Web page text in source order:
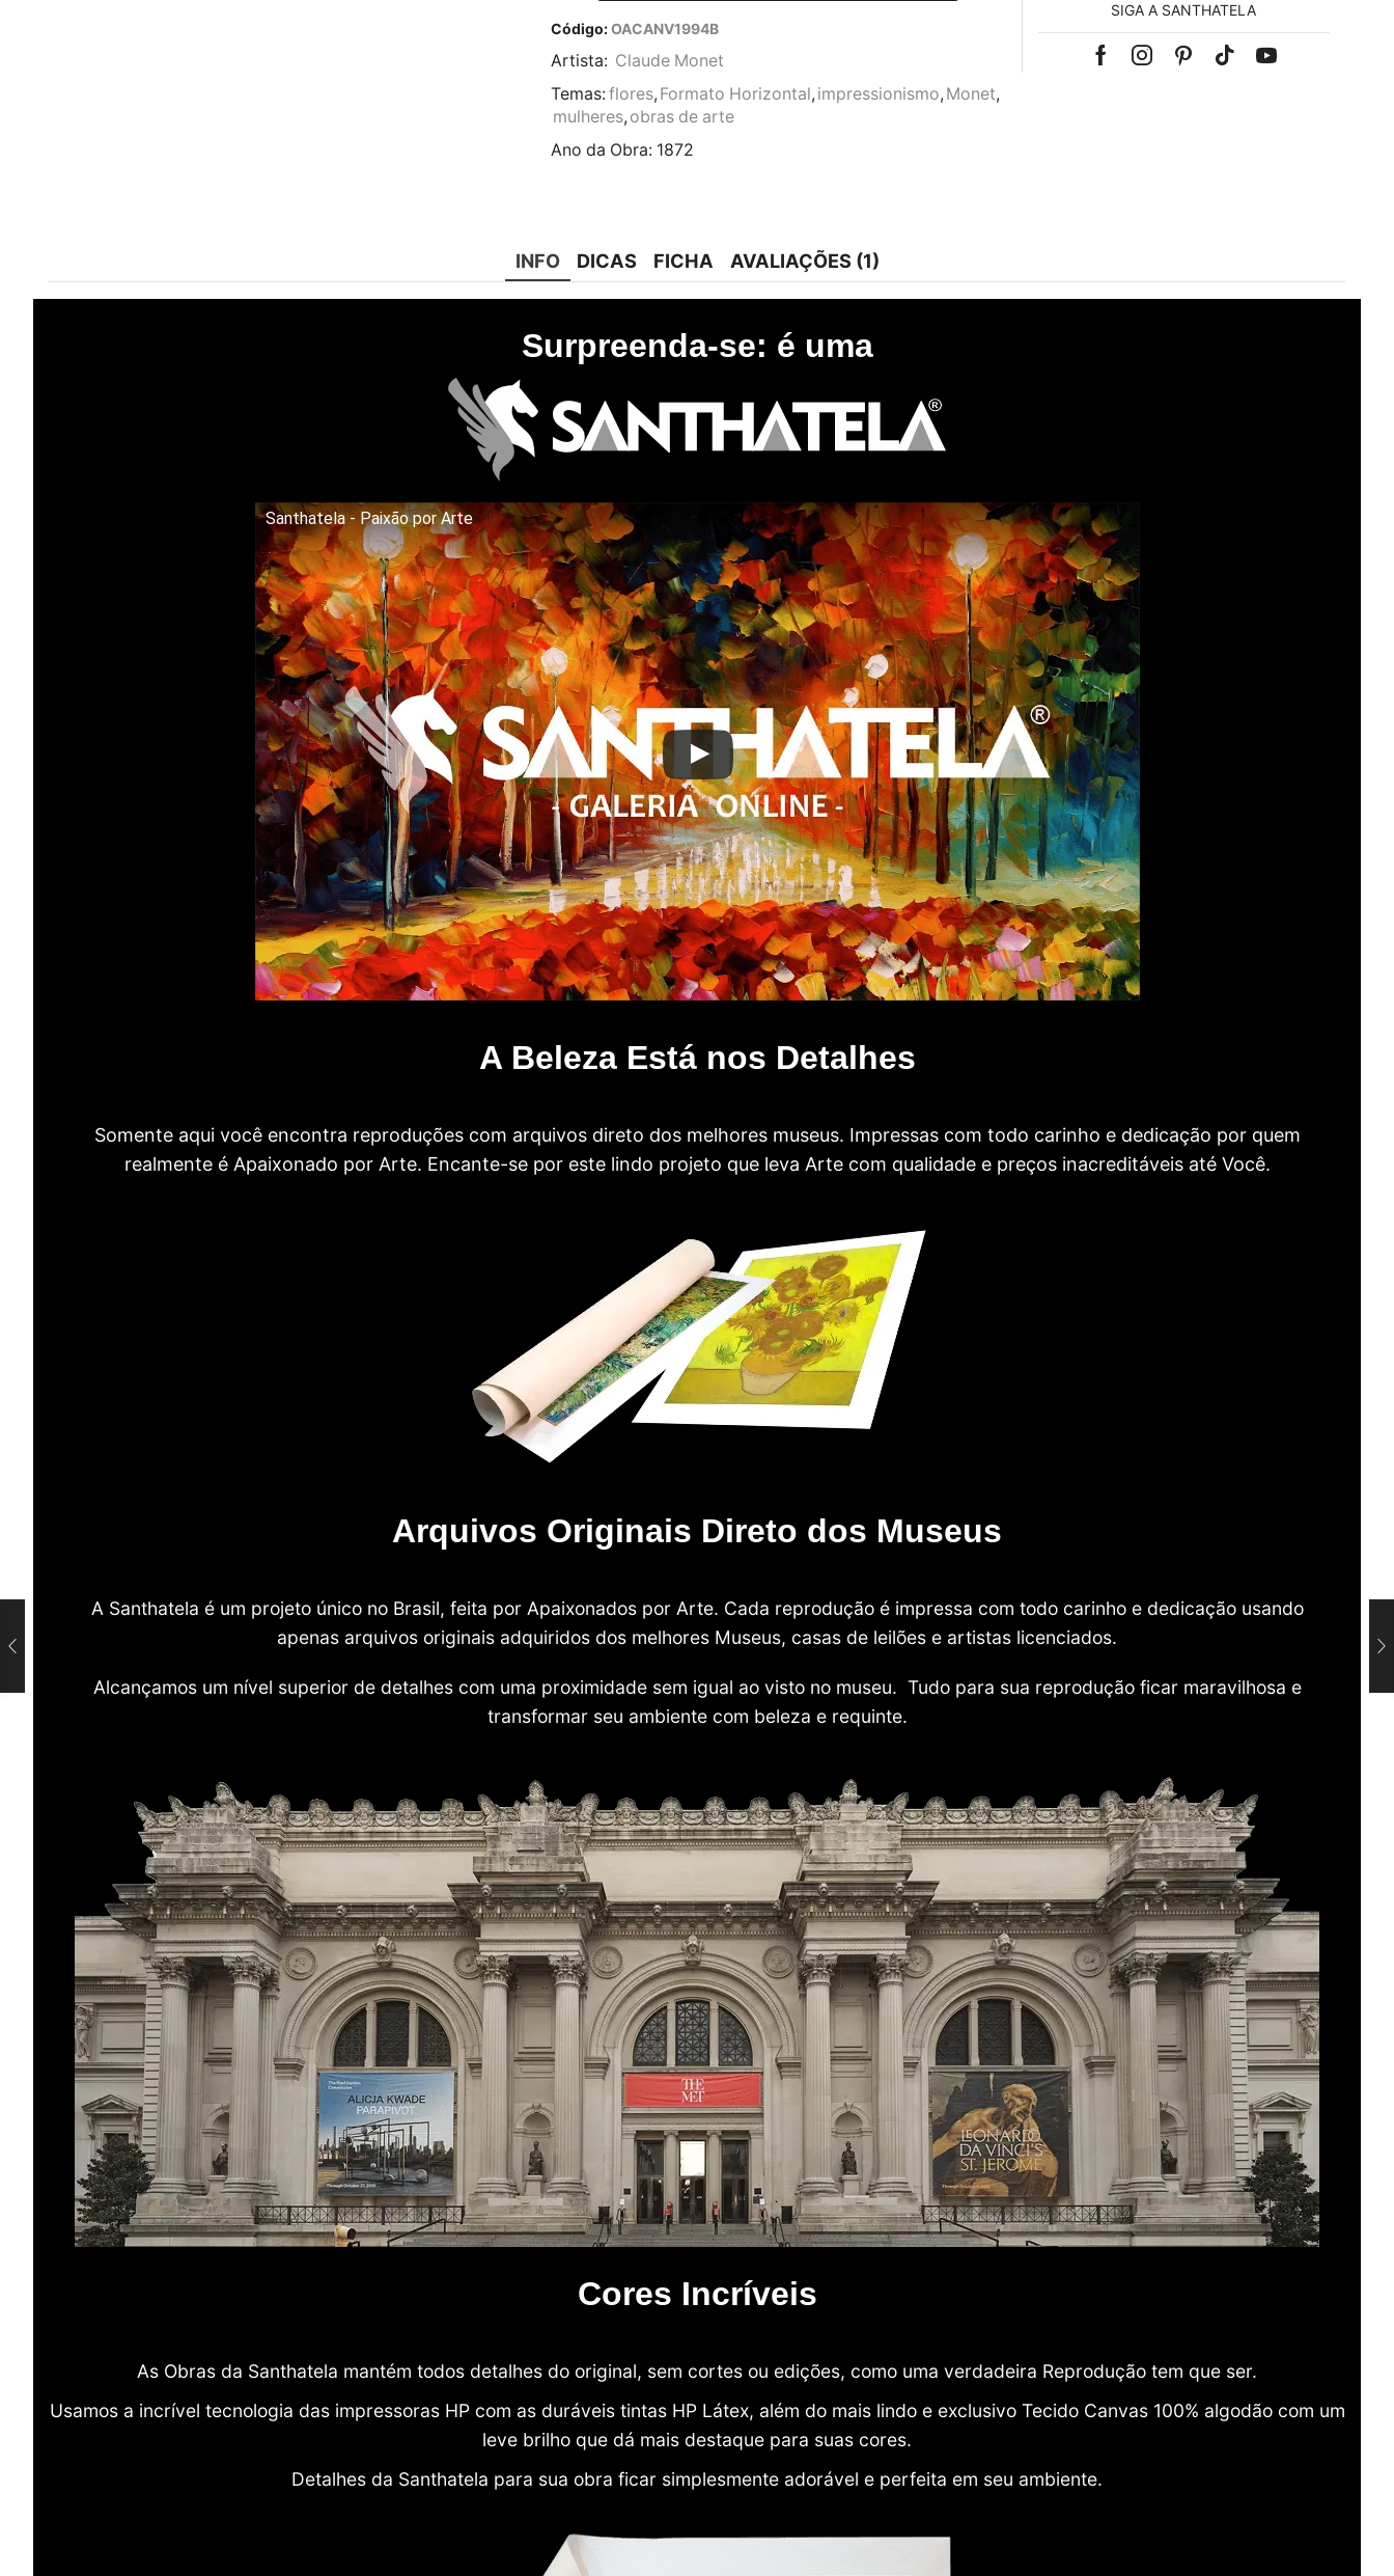
Código:OACANV1994B
Artista: Claude Monet
Temas: flores, Formato Horizontal, impressionismo, Monet,
mulheres, obras de arte
Ano da Obra: 1872
SIGA A SANTHATELA
FacebookInstagramPinterest
Tik-Youtube
INFO DICAS FICHA AVALIAÇÕES (1)
Surpreenda-se: é uma
Santhatela - Paixão por Arte
A Beleza Está nos Detalhes
Somente aqui você encontra reproduções com arquivos direto dos melhores museus. Impressas com todo carinho e dedicação por quem
realmente é Apaixonado por Arte. Encante-se por este lindo projeto que leva Arte com qualidade e preços inacreditáveis até Você.
Arquivos Originais Direto dos Museus
A Santhatela é um projeto único no Brasil, feita por Apaixonados por Arte. Cada reprodução é impressa com todo carinho e dedicação usando
apenas arquivos originais adquiridos dos melhores Museus, casas de leilões e artistas licenciados.
Alcançamos um nível superior de detalhes com uma proximidade sem igual ao visto no museu. Tudo para sua reprodução ficar maravilhosa e
transformar seu ambiente com beleza e requinte.
Cores Incríveis
As Obras da Santhatela mantém todos detalhes do original, sem cortes ou edições, como uma verdadeira Reprodução tem que ser.
Usamos a incrível tecnologia das impressoras HP com as duráveis tintas HP Látex, além do mais lindo e exclusivo Tecido Canvas 100% algodão com um
leve brilho que dá mais destaque para suas cores.
Detalhes da Santhatela para sua obra ficar simplesmente adorável e perfeita em seu ambiente.